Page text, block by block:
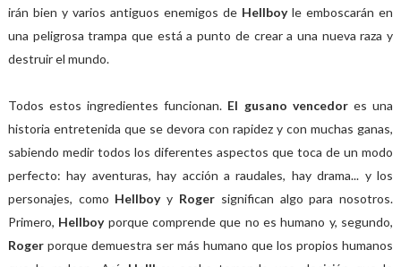
irán bien y varios antiguos enemigos de Hellboyle emboscarán en
una peligrosa trampa que está a punto de crear a una nueva raza y
destruir el mundo.
Todos estos ingredientes funcionan. El gusano vencedores una
historia entretenida que se devora con rapidez y con muchas ganas,
sabiendo medir todos los diferentes aspectos que toca de un modo
perfecto: hay aventuras, hay acción a raudales, hay drama... y los
personajes, como Hellboyy Roger significan algo para nosotros.
Primero, Hellboy porque comprende que no es humano y, segundo,
Roger porque demuestra ser más humano que los propios humanos